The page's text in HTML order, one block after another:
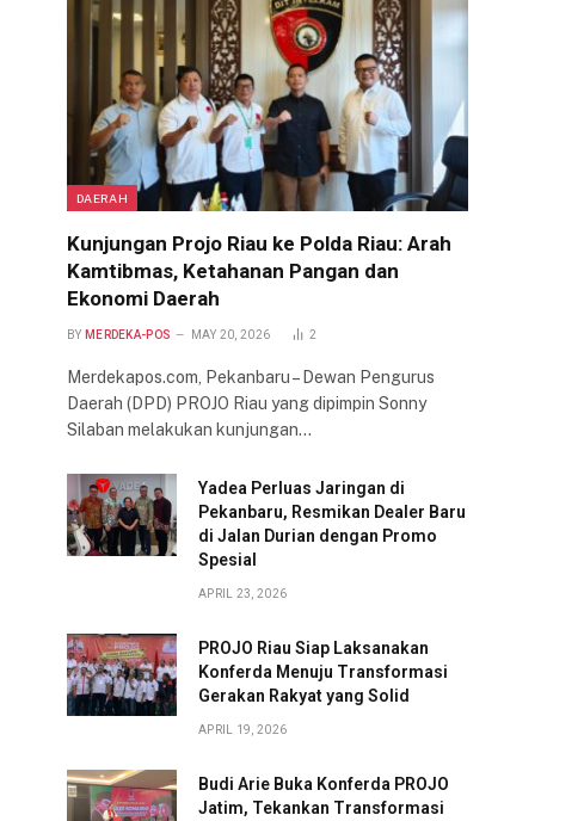
DAERAH
Kunjungan Projo Riau ke Polda Riau: Arah
Kamtibmas, Ketahanan Pangan dan
Ekonomi Daerah
BY MERDEKA-POS MAY 20, 2026 2
Merdekapos.com, Pekanbaru – Dewan Pengurus
Daerah (DPD) PROJO Riau yang dipimpin Sonny
Silaban melakukan kunjungan…
Yadea Perluas Jaringan di
Pekanbaru, Resmikan Dealer Baru
di Jalan Durian dengan Promo
Spesial
APRIL 23, 2026
PROJO Riau Siap Laksanakan
Konferda Menuju Transformasi
Gerakan Rakyat yang Solid
APRIL 19, 2026
Budi Arie Buka Konferda PROJO
Jatim, Tekankan Transformasi